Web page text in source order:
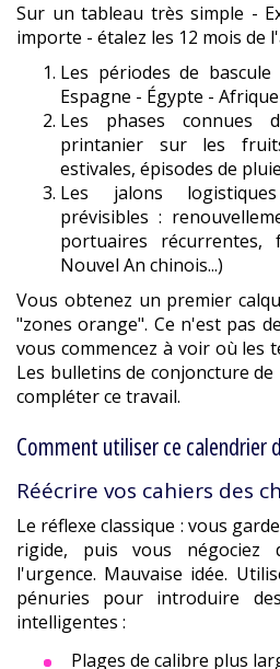
Sur un tableau très simple -
importe - étalez les 12 mois de
Les périodes de
Espagne - Égypte -
Les phases connues
printanier sur les
estivales, épisodes de
Les jalons
prévisibles :
portuaires récurrentes,
Nouvel An chinois...)
Vous obtenez un premier
"zones orange". Ce n'est pas
vous commencez à voir où les
Les bulletins de conjoncture de
compléter ce travail.
Comment utiliser ce calendrier
Réécrire vos cahiers des
Le réflexe classique : vous
rigide, puis vous négociez
l'urgence. Mauvaise idée.
pénuries pour introduire
intelligentes :
Plages de calibre plus